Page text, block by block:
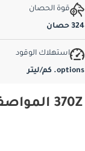
قوة الحصان
324 حصان
استهلاك الوقود
options. كم/ليتر